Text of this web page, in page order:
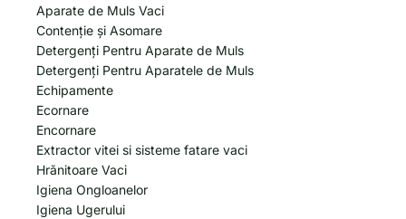
Aparate de Muls Vaci
Contenție și Asomare
Detergenți Pentru Aparate de Muls
Detergenți Pentru Aparatele de Muls
Echipamente
Ecornare
Encornare
Extractor vitei si sisteme fatare vaci
Hrănitoare Vaci
Igiena Ongloanelor
Igiena Ugerului